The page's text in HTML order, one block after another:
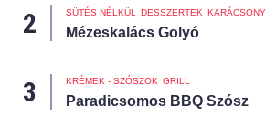
SÜTÉS NÉLKÜL DESSZERTEK KARÁCSONY
Mézeskalács Golyó
KRÉMEK - SZÓSZOK GRILL
Paradicsomos BBQ Szósz